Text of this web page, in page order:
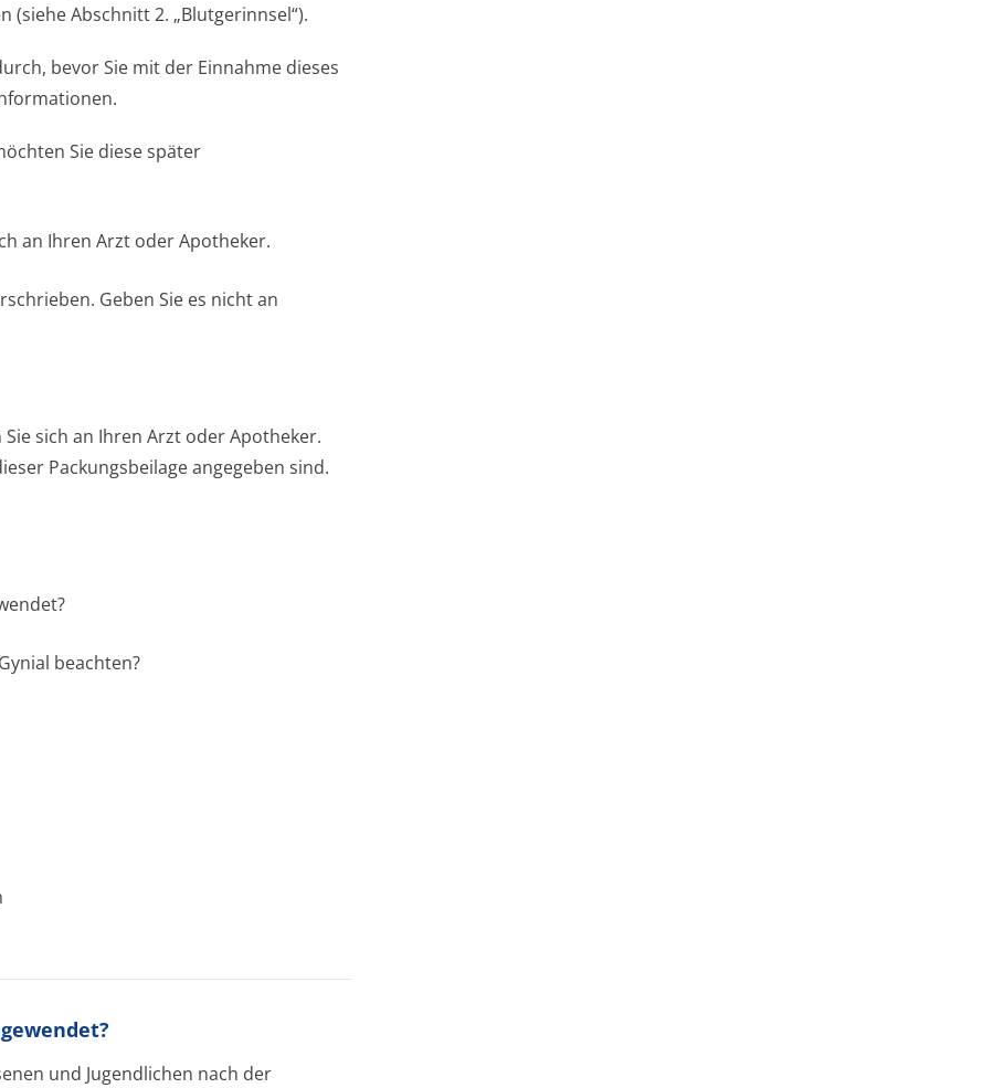
(siehe Abschnitt 2. „Blutgerinnsel“).
bevor Sie mit der Einnahme dieses
Sie diese später
an Ihren Arzt oder Apotheker.
Geben Sie es nicht an
sich an Ihren Arzt oder Apotheker.
Packungsbeilage angegeben sind.
beachten?
und Jugendlichen nach der